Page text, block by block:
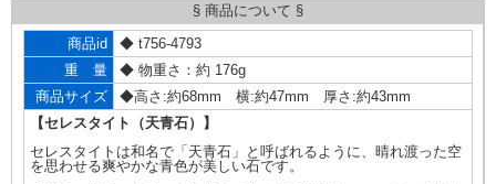
§ 商品について §
商品id
◆ t756-4793
重 量
◆ 物重さ：約 176g
商品サイズ
◆高さ:約68mm 横:約47mm 厚さ:約43mm
【セレスタイト（天青石）】
セレスタイトは和名で「天青石」と呼ばれるように、晴れ渡った空
を思わせる爽やかな青色が美しい石です。